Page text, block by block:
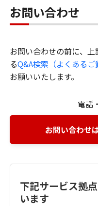
お問い合わせ
お問い合わせの前に、上
るQ&A検索（よくあるご
お願いいたします。
電話
お問い合わせ
下記サービス拠
います